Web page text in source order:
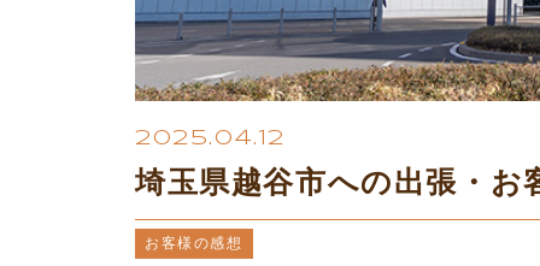
2025.04.12
埼玉県越谷市への出張・お
お客様の感想